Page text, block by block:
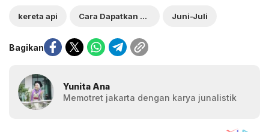
kereta api Cara Dapatkan Diskon Juni-Juli
Bagikan
Yunita Ana
Memotret jakarta dengan karya junalistik